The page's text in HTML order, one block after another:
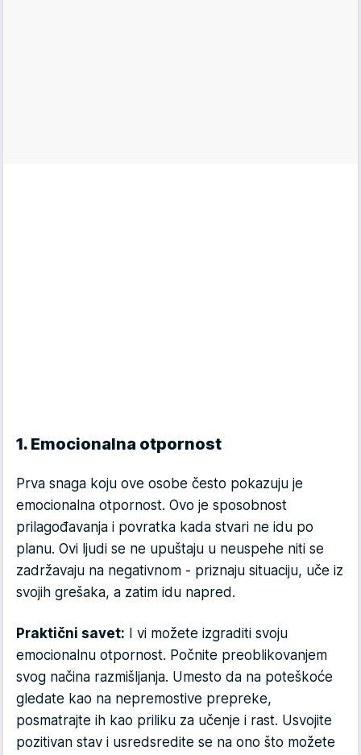
1. Emocionalna otpornost
Prva snaga koju ove osobe često pokazuju je
emocionalna otpornost. Ovo je sposobnost
prilagođavanja i povratka kada stvari ne idu po
planu. Ovi ljudi se ne upuštaju u neuspehe niti se
zadržavaju na negativnom - priznaju situaciju, uče iz
svojih grešaka, a zatim idu napred.
Praktični savet: I vi možete izgraditi svoju
emocionalnu otpornost. Počnite preoblikovanjem
svog načina razmišljanja. Umesto da na poteškoće
gledate kao na nepremostive prepreke,
posmatrajte ih kao priliku za učenje i rast. Usvojite
pozitivan stav i usredsredite se na ono što možete